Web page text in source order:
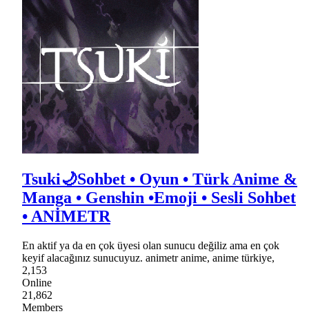
Tsuki🌙Sohbet • Oyun • Türk Anime &
Manga • Genshin •Emoji • Sesli Sohbet
• ANİMETR
En aktif ya da en çok üyesi olan sunucu değiliz ama en çok
keyif alacağınız sunucuyuz. animetr anime, anime türkiye,
2,153
Online
21,862
Members